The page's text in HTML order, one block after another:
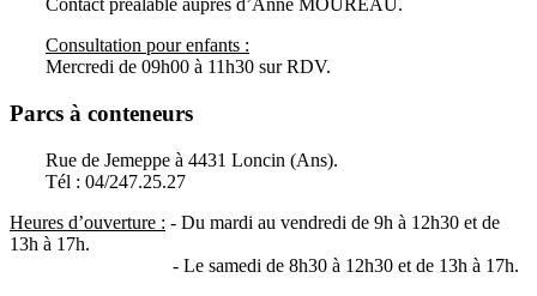
Contact préalable auprès d’Anne MOUREAU.
Consultation pour enfants :
Mercredi de 09h00 à 11h30 sur RDV.
Parcs à conteneurs
Rue de Jemeppe à 4431 Loncin (Ans).
Tél : 04/247.25.27
Heures d’ouverture : - Du mardi au vendredi de 9h à 12h30 et de
13h à 17h.
- Le samedi de 8h30 à 12h30 et de 13h à 17h.